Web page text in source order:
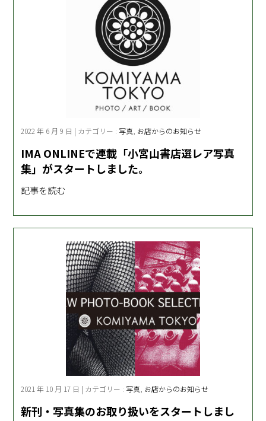
2022 年 6 月 9 日 | カテゴリー : 写真 お店からのお知らせ
IMA ONLINEで連載「小宮山書店選レア写真
集」がスタートしました。
記事を読む
2021 年 10 月 17 日 | カテゴリー : 写真 お店からのお知らせ
新刊・写真集のお取り扱いをスタートしまし